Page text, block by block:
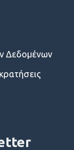
Δεδομένων